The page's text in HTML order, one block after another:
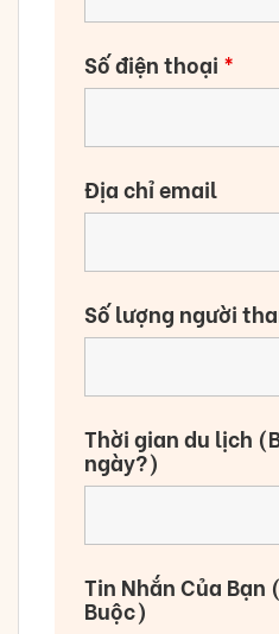
Số điện thoại *
Địa chỉ email
Số lượng người
Thời gian du lịch
ngày?)
Tin Nhắn Của Bạn
Buộc)